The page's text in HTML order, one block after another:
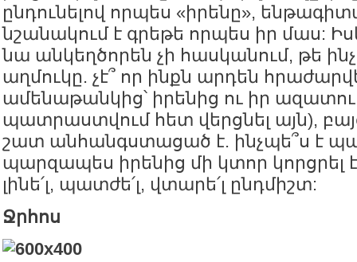
ընդունելով որպես «իրենը»,
նշանակում է գրեթե որպես իր մաս:
նա անկեղծորեն չի հասկանում, թե
աղմուկը. չէ՞ որ ինքն արդեն
ամենաթանկից՝ իրենից ու իր
պատրաստվում հետ վերցնել այն),
շատ անհանգստացած է. ինչպե՞ս է
պարզապես իրենից մի կտոր կորցրել
լինե՛լ, պատժե՛լ, վտարե՛լ ընդմիշտ:
Ջրհոս